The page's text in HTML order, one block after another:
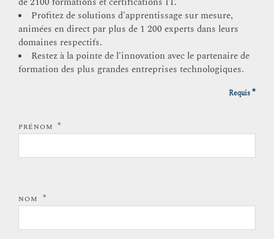
Profitez de solutions d'apprentissage sur mesure,
animées en direct par plus de 1 200 experts dans leurs
domaines respectifs.
Restez à la pointe de l'innovation avec le partenaire de
formation des plus grandes entreprises technologiques.
Requis*
PRÉNOM *
NOM *